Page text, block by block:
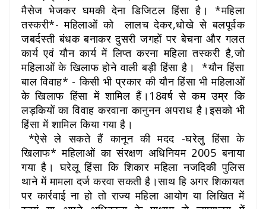
मैसेज भेजकर घमकी देना डिजिटल हिंसा है। *महिला
तस्करी*- महिलाओं को लालच देकर,धोखे से बलपूर्वक
जबर्दस्ती बंधक बनाकर दुसरी जगहों पर बेचना और गलत
कार्य एवं यौन कार्य में लिप्त करना महिला तस्करी है,जो
महिलाओं के खिलाफ होने वाली बड़ी हिंसा है। *यौन हिंसा
बाल विवाह* - किसी भी प्रकार की यौन हिंसा भी महिलाओं
के खिलाफ हिंसा में शामिल हैं।18वर्ष से कम उम्र कि
लड़कियों का विवाह करवाना कानुनन अपराध है।इसको भी
हिंसा में शामिल किया गया है।
*ऐसे ले सकते हैं कानून की मदद -घरेलु हिंसा के
खिलाफ* महिलाओं का संरक्षण अधिनियम 2005 बनाया
गया है। घरेलू हिंसा कि शिकार महिला नजदिकी पुलिस
थाने में मामला दर्ज करवा सकती है।साथ हि अगर शिकायत
पर कार्रवाई ना हो तो राज्य महिला आयोग या लिखित में